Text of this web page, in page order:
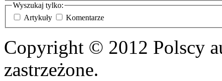
Wyszukaj tylko:
Artykuły
Komentarze
Copyright © 2012 Polscy
zastrzeżone.